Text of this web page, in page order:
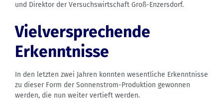
und Direktor der Versuchswirtschaft Groß-Enzersdorf.
Vielversprechende
Erkenntnisse
In den letzten zwei Jahren konnten wesentliche Erkenntnisse
zu dieser Form der Sonnenstrom-Produktion gewonnen
werden, die nun weiter vertieft werden.